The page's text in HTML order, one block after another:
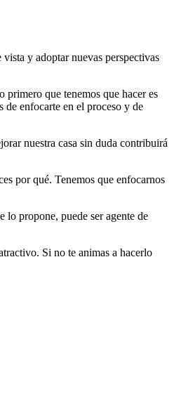
y adoptar nuevas perspectivas
primero que tenemos que hacer es
de enfocarte en el proceso y de
nuestra casa sin duda contribuirá
por qué. Tenemos que enfocarnos
lo propone, puede ser agente de
Si no te animas a hacerlo